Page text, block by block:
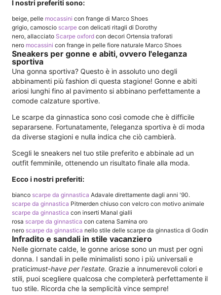
I nostri preferiti sono:
beige, pelle mocassini con frange di Marco Shoes
grigio, camoscio scarpe con delicati ritagli di Dorothy
nero, allacciato Scarpe oxford con decori Ortensia traforati
nero mocassini con frange in pelle fiore naturale Marco Shoes
Sneakers per gonne e abiti, ovvero l'eleganza
sportiva
Una gonna sportiva? Questo è in assoluto uno degli
abbinamenti più fashion di questa stagione! Gonne e abiti
ariosi lunghi fino al pavimento si abbinano perfettamente a
comode calzature sportive.
Le scarpe da ginnastica sono così comode che è difficile
separarsene. Fortunatamente, l’eleganza sportiva è di moda
da diverse stagioni e nulla indica che ciò cambierà.
Scegli le sneakers nel tuo stile preferito e abbinale ad un
outfit femminile, ottenendo un risultato finale alla moda.
Ecco i nostri preferiti:
bianco scarpe da ginnastica Adavale direttamente dagli anni '90.
scarpe da ginnastica Pitmerden chiuso con velcro con motivo animale
scarpe da ginnastica con inserti Manal gialli
rosa scarpe da ginnastica con catena Samina oro
nero scarpe da ginnastica nello stile delle scarpe da ginnastica di Godin
Infradito e sandali in stile vacanziero
Nelle giornate calde, le gonne ariose sono un must per ogni
donna. I sandali in pelle minimalisti sono i più universali e
praticimust-have per l'estate. Grazie a innumerevoli colori e
stili, puoi scegliere qualcosa che completerà perfettamente il
tuo stile. Ricorda che la semplicità vince sempre!